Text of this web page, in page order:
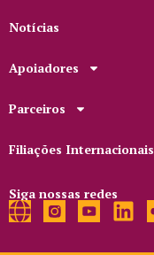
Notícias
Apoiadores
Parceiros
Filiações Internacionais
Siga nossas redes